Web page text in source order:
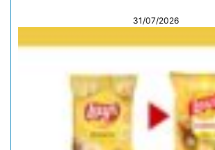
31/07/2026